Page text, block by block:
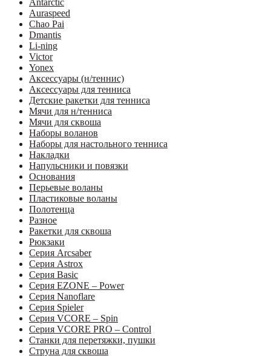
Antarctic
Auraspeed
Chao Pai
Dmantis
Li-ning
Victor
Yonex
Аксессуары (н/теннис)
Аксессуары для тенниса
Детские ракетки для тенниса
Мячи для н/тенниса
Мячи для сквоша
Наборы воланов
Наборы для настольного тенниса
Накладки
Напульсники и повязки
Основания
Перьевые воланы
Пластиковые воланы
Полотенца
Разное
Ракетки для сквоша
Рюкзаки
Серия Arcsaber
Серия Astrox
Серия Basic
Серия EZONE – Power
Серия Nanoflare
Серия Spieler
Серия VCORE – Spin
Серия VCORE PRO – Control
Станки для перетяжки, пушки
Струна для сквоша